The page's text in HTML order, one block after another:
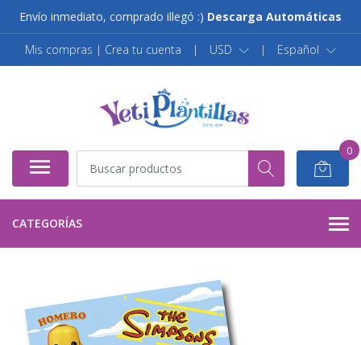
Envío inmediato, comprado illegó :) Descarga Automáticas
Mis compras | Crea tu cuenta | USD | Español
0
CATEGORÍAS